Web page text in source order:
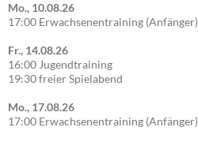
Mo., 10.08.26
17:00 Erwachsenentraining (Anfänger)
Fr., 14.08.26
16:00 Jugendtraining
19:30 freier Spielabend
Mo., 17.08.26
17:00 Erwachsenentraining (Anfänger)